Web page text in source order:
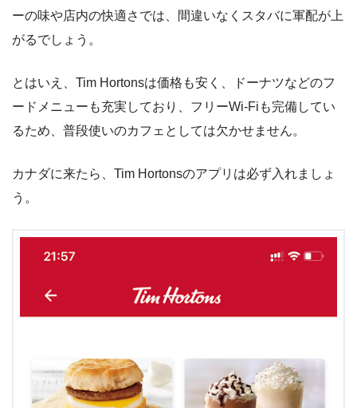
ーの味や店内の快適さでは、間違いなくスタバに軍配が上
がるでしょう。
とはいえ、Tim Hortonsは価格も安く、ドーナツなどのフ
ードメニューも充実しており、フリーWi-Fiも完備してい
るため、普段使いのカフェとしては欠かせません。
カナダに来たら、Tim Hortonsのアプリは必ず入れましょ
う。